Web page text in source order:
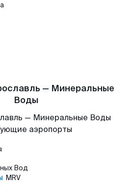
— Минеральные
Воды
— Минеральные Воды
аэропорты
Вод
MRV